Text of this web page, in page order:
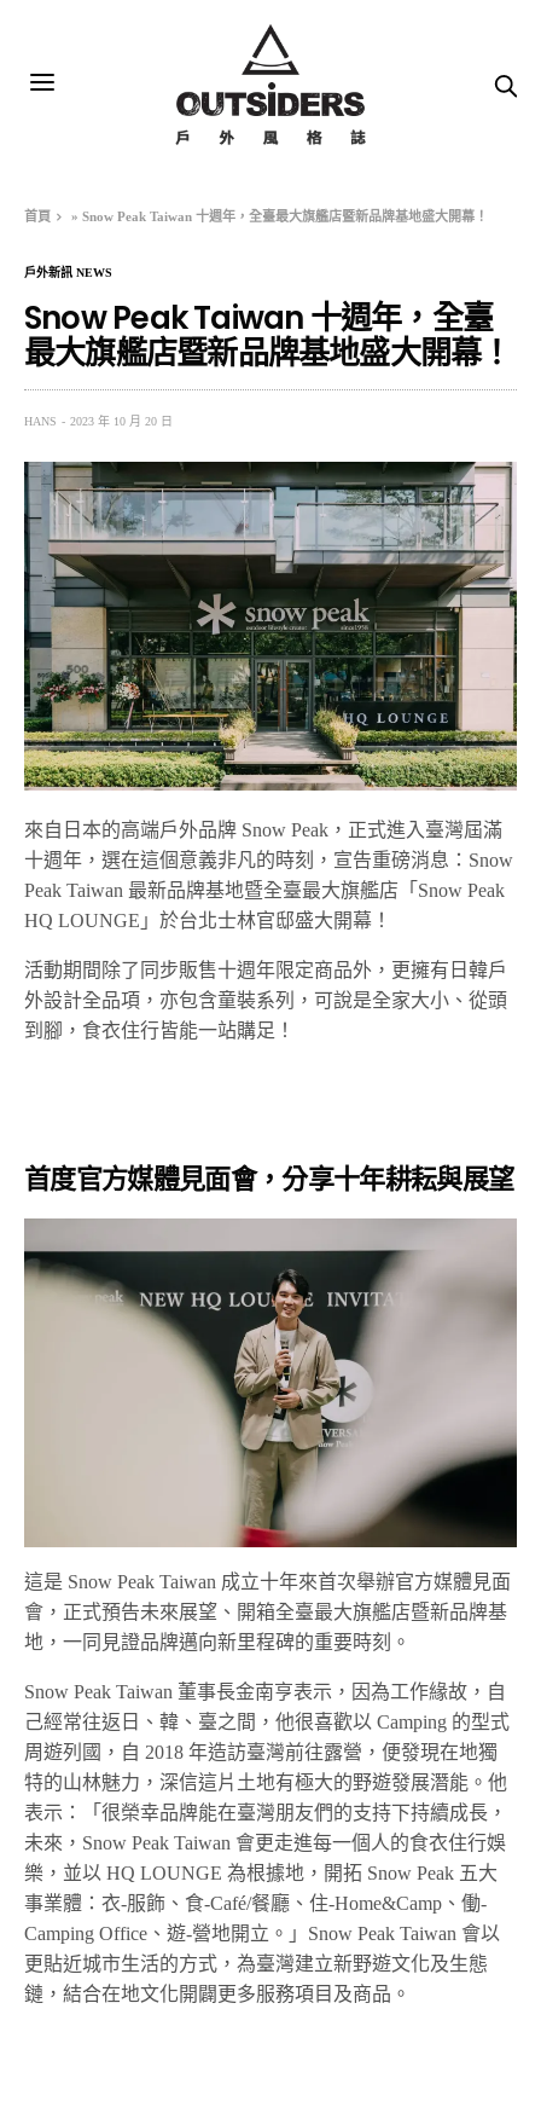
首頁 »Snow Peak Taiwan 十週年，全臺最大旗艦店暨新品牌基地盛大開幕！
戶外新訊 NEWS
Snow Peak Taiwan 十週年，全臺
最大旗艦店暨新品牌基地盛大開幕！
HANS 2023 年 10 月 20 日
來自日本的高端戶外品牌 Snow Peak，正式進入臺灣屆滿
十週年，選在這個意義非凡的時刻，宣告重磅消息：Snow
Peak Taiwan 最新品牌基地暨全臺最大旗艦店「Snow Peak
HQ LOUNGE」於台北士林官邸盛大開幕！
活動期間除了同步販售十週年限定商品外，更擁有日韓戶
外設計全品項，亦包含童裝系列，可說是全家大小、從頭
到腳，食衣住行皆能一站購足！
首度官方媒體見面會，分享十年耕耘與展望
這是 Snow Peak Taiwan 成立十年來首次舉辦官方媒體見面
會，正式預告未來展望、開箱全臺最大旗艦店暨新品牌基
地，一同見證品牌邁向新里程碑的重要時刻。
Snow Peak Taiwan 董事長金南亨表示，因為工作緣故，自
己經常往返日、韓、臺之間，他很喜歡以 Camping 的型式
周遊列國，自 2018 年造訪臺灣前往露營，便發現在地獨
特的山林魅力，深信這片土地有極大的野遊發展潛能。他
表示：「很榮幸品牌能在臺灣朋友們的支持下持續成長，
未來，Snow Peak Taiwan 會更走進每一個人的食衣住行娛
樂，並以 HQ LOUNGE 為根據地，開拓 Snow Peak 五大
事業體：衣-服飾、食-Café/餐廳、住-Home&Camp、働-
Camping Office、遊-營地開立。」Snow Peak Taiwan 會以
更貼近城市生活的方式，為臺灣建立新野遊文化及生態
鏈，結合在地文化開闢更多服務項目及商品。